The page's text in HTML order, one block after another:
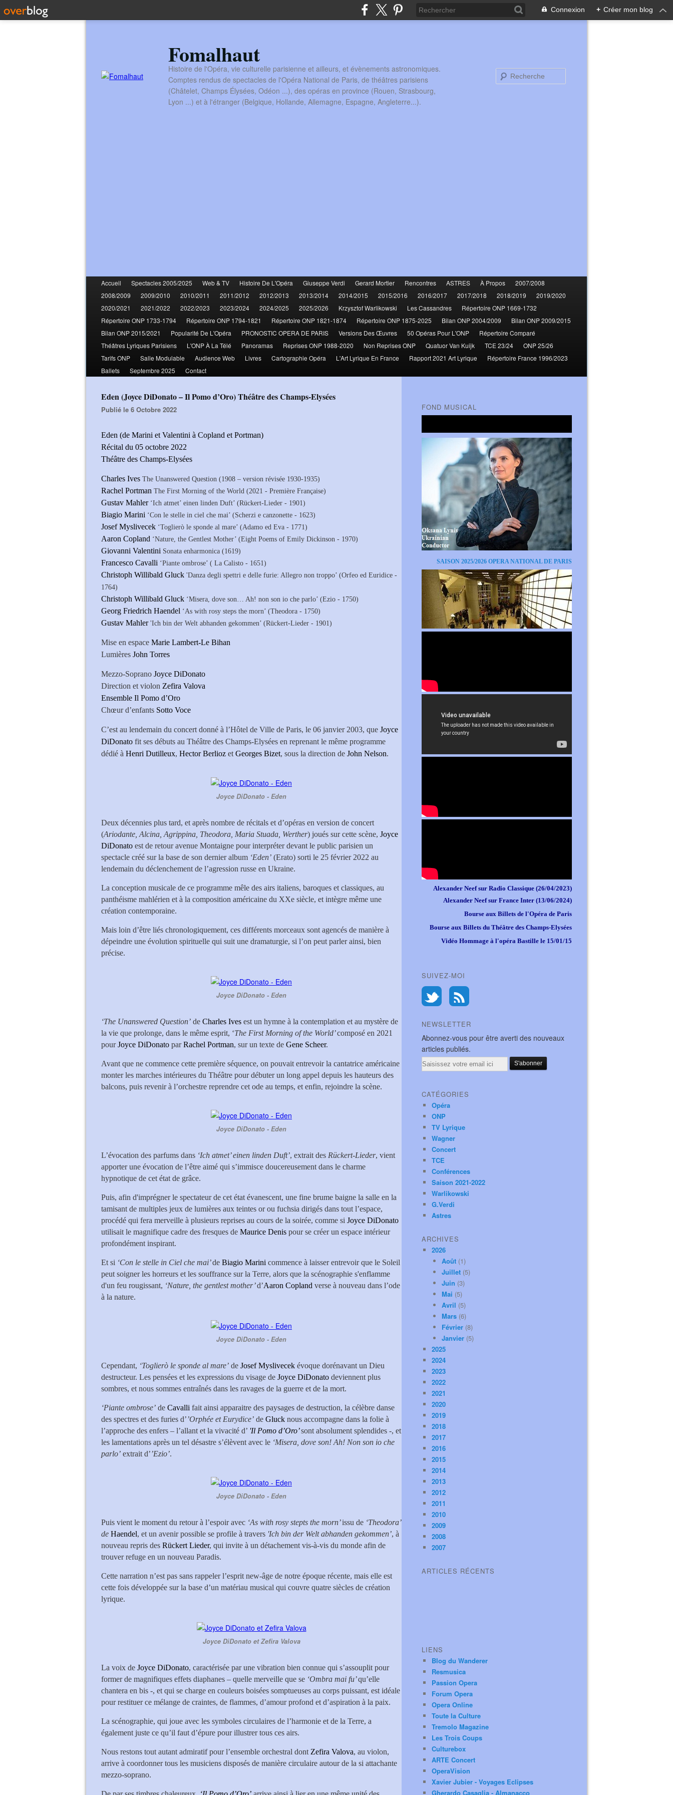
Connexion + Créer mon blog
Fomalhaut
Histoire de l'Opéra, vie culturelle parisienne et ailleurs, et évènements astronomiques.
Comptes rendus de spectacles de l'Opéra National de Paris, de théâtres parisiens
(Châtelet, Champs Élysées, Odéon ...), des opéras en province (Rouen, Strasbourg,
Lyon ...) et à l'étranger (Belgique, Hollande, Allemagne, Espagne, Angleterre...).
Accueil Spectacles 2005/2025 Web & TV Histoire De L'Opéra Giuseppe Verdi Gerard Mortier Rencontres ASTRES À Propos
2007/2008
2008/2009
2009/2010 2010/2011 2011/2012 2012/2013 2013/2014 2014/2015 2015/2016 2016/2017 2017/2018 2018/2019
2019/2020
2020/2021
2021/2022 2022/2023 2023/2024 2024/2025 2025/2026 Krzysztof Warlikowski Les Cassandres
Répertoire ONP 1669-1732
Répertoire ONP 1733-1794
Répertoire ONP 1794-1821 Répertoire ONP 1821-1874 Répertoire ONP 1875-2025 Bilan ONP 2004/2009
Bilan ONP 2009/2015
Bilan ONP 2015/2021
Popularité De L'Opéra PRONOSTIC OPERA DE PARIS Versions Des Œuvres 50 Opéras Pour L'ONP
Répertoire Comparé
Théâtres Lyriques Parisiens
L'ONP À La Télé Panoramas Reprises ONP 1988-2020 Non Reprises ONP Quatuor Van Kuijk TCE 23/24
ONP 25/26
Tarifs ONP
Salle Modulable Audience Web Livres Cartographie Opéra L'Art Lyrique En France Rapport 2021 Art Lyrique
Répertoire France 1996/2023
Ballets
Septembre 2025 Contact
Eden (Joyce DiDonato – Il Pomo d’Oro) Théâtre des Champs-Elysées
Publié le 6 Octobre 2022
Eden (de Marini et Valentini à Copland et Portman)
Récital du 05 octobre 2022
Théâtre des Champs-Elysées
Charles Ives The Unanswered Question (1908 – version révisée 1930-1935)
Rachel Portman The First Morning of the World (2021 - Première Française)
Gustav Mahler ‘Ich atmet’ einen linden Duft’ (Rückert-Lieder - 1901)
Biagio Marini ‘Con le stelle in ciel che mai’ (Scherzi e canzonette - 1623)
Josef Myslivecek ‘Toglierò le sponde al mare’ (Adamo ed Eva - 1771)
Aaron Copland ‘Nature, the Gentlest Mother’ (Eight Poems of Emily Dickinson - 1970)
Giovanni Valentini Sonata enharmonica (1619)
Francesco Cavalli ‘Piante ombrose’ ( La Calisto - 1651)
Christoph Willibald Gluck 'Danza degli spettri e delle furie: Allegro non troppo’ (Orfeo ed Euridice -
1764)
Christoph Willibald Gluck ‘Misera, dove son… Ah! non son io che parlo’ (Ezio - 1750)
Georg Friedrich Haendel ‘As with rosy steps the morn’ (Theodora - 1750)
Gustav Mahler 'Ich bin der Welt abhanden gekommen’ (Rückert-Lieder - 1901)
Mise en espace Marie Lambert-Le Bihan
Lumières John Torres
Mezzo-Soprano Joyce DiDonato
Direction et violon Zefira Valova
Ensemble Il Pomo d’Oro
Chœur d’enfants Sotto Voce
C’est au lendemain du concert donné à l’Hôtel de Ville de Paris, le 06 janvier 2003, que Joyce
DiDonato fit ses débuts au Théâtre des Champs-Elysées en reprenant le même programme
dédié à Henri Dutilleux, Hector Berlioz et Georges Bizet, sous la direction de John Nelson.
Joyce DiDonato - Eden
Deux décennies plus tard, et après nombre de récitals et d’opéras en version de concert
(Ariodante, Alcina, Agrippina, Theodora, Maria Stuada, Werther) joués sur cette scène, Joyce
DiDonato est de retour avenue Montaigne pour interpréter devant le public parisien un
spectacle créé sur la base de son dernier album ‘Eden’ (Erato) sorti le 25 février 2022 au
lendemain du déclenchement de l’agression russe en Ukraine.
La conception musicale de ce programme mêle des airs italiens, baroques et classiques, au
panthéisme mahlérien et à la composition américaine du XXe siècle, et intègre même une
création contemporaine.
Mais loin d’être liés chronologiquement, ces différents morceaux sont agencés de manière à
dépeindre une évolution spirituelle qui suit une dramaturgie, si l’on peut parler ainsi, bien
précise.
Joyce DiDonato - Eden
‘The Unanswered Question’ de Charles Ives est un hymne à la contemplation et au mystère de
la vie que prolonge, dans le même esprit, ‘The First Morning of the World’composé en 2021
pourJoyce DiDonato parRachel Portman, sur un texte de Gene Scheer.
Avant que ne commence cette première séquence, on pouvait entrevoir la cantatrice américaine
monter les marches intérieures du Théâtre pour débuter un long appel depuis les hauteurs des
balcons, puis revenir à l’orchestre reprendre cet ode au temps, et enfin, rejoindre la scène.
Joyce DiDonato - Eden
L’évocation des parfums dans ‘Ich atmet’ einen linden Duft’, extrait des Rückert-Lieder, vient
apporter une évocation de l’être aimé qui s’immisce doucereusement dans le charme
hypnotique de cet état de grâce.
Puis, afin d'imprégner le spectateur de cet état évanescent, une fine brume baigne la salle en la
tamisant de multiples jeux de lumières aux teintes or ou fuchsia dirigés dans tout l’espace,
procédé qui fera merveille à plusieurs reprises au cours de la soirée, comme si Joyce DiDonato
utilisait le magnifique cadre des fresques de Maurice Denis pour se créer un espace intérieur
profondément inspirant.
Et si ‘Con le stelle in Ciel che mai’de Biagio Marini commence à laisser entrevoir que le Soleil
peut soigner les horreurs et les souffrance sur la Terre, alors que la scénographie s'enflamme
d'un feu rougissant, ‘Nature, the gentlest mother’d’Aaron Copland verse à nouveau dans l’ode
à la nature.
Joyce DiDonato - Eden
Cependant, ‘Toglierò le sponde al mare’ de Josef Myslivecek évoque dorénavant un Dieu
destructeur. Les pensées et les expressions du visage de Joyce DiDonato deviennent plus
sombres, et nous sommes entraînés dans les ravages de la guerre et de la mort.
‘Piante ombrose’ de Cavalli fait ainsi apparaitre des paysages de destruction, la célèbre danse
des spectres et des furies d’’Orphée et Eurydice’ de Gluck nous accompagne dans la folie à
l’approche des enfers – l’allant et la vivacité d’ 'Il Pomo d’Oro’sont absolument splendides -, et
les lamentations après un tel désastre s’élèvent avec le ‘Misera, dove son! Ah! Non son io che
parlo’ extrait d’’Ezio’.
Joyce DiDonato - Eden
Puis vient le moment du retour à l’espoir avec ‘As with rosy stepts the morn’issu de ‘Theodora’
de Haendel, et un avenir possible se profile à travers 'Ich bin der Welt abhanden gekommen’, à
nouveau repris des Rückert Lieder, qui invite à un détachement vis-à-vis du monde afin de
trouver refuge en un nouveau Paradis.
Cette narration n’est pas sans rappeler l’esprit new-âge de notre époque récente, mais elle est
cette fois développée sur la base d’un matériau musical qui couvre quatre siècles de création
lyrique.
Joyce DiDonato et Zefira Valova
La voix de Joyce DiDonato, caractérisée par une vibration bien connue qui s’assouplit pour
former de magnifiques effets diaphanes – quelle merveille que se ‘Ombra mai fu’qu’elle
chantera en bis -, et qui se charge en couleurs boisées somptueuses au corps puissant, est idéale
pour restituer ce mélange de craintes, de flammes, d’amour profond et d’aspiration à la paix.
La scénographie, qui joue avec les symboles circulaires de l’harmonie et de la Terre, a
également juste ce qu’il faut d’épure pour illustrer tous ces airs.
Nous restons tout autant admiratif pour l’ensemble orchestral dont Zefira Valova, au violon,
arrive à coordonner tous les musiciens disposés de manière circulaire autour de la si attachante
mezzo-soprano.
FOND MUSICAL
SAISON 2025/2026 OPERA NATIONAL DE PARIS
Alexander Neef sur Radio Classique (26/04/2023)
Alexander Neef sur France Inter (13/06/2024)
Bourse aux Billets de l'Opéra de Paris
Bourse aux Billets du Théâtre des Champs-Elysées
Vidéo Hommage à l'opéra Bastille le 15/01/15
SUIVEZ-MOI
NEWSLETTER
Abonnez-vous pour être averti des nouveaux
articles publiés.
Email
CATÉGORIES
Opéra
ONP
TV Lyrique
Wagner
Concert
TCE
Conférences
Saison 2021-2022
Warlikowski
G.Verdi
Astres
ARCHIVES
2026
Août (1)
Juillet (5)
Juin (3)
Mai (5)
Avril (5)
Mars (6)
Février (8)
Janvier (5)
2025
2024
2023
2022
2021
2020
2019
2018
2017
2016
2015
2014
2013
2012
2011
2010
2009
2008
2007
ARTICLES RÉCENTS
LIENS
Blog du Wanderer
Resmusica
Passion Opera
Forum Opera
Opera Online
Toute la Culture
Tremolo Magazine
Les Trois Coups
Culturebox
ARTE Concert
OperaVision
Xavier Jubier - Voyages Eclipses
Gherardo Casaglia - Almanacco